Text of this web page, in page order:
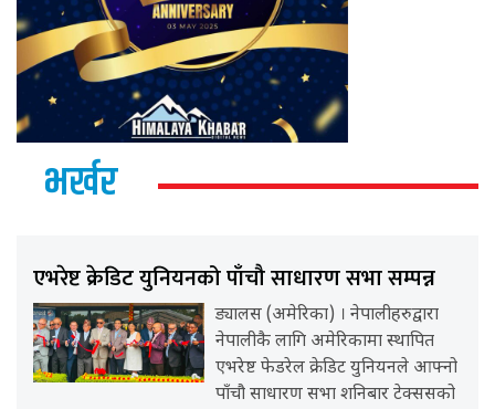
भर्खर
एभरेष्ट क्रेडिट युनियनको पाँचौ साधारण सभा सम्पन्न
ड्यालस (अमेरिका) । नेपालीहरुद्वारा
नेपालीकै लागि अमेरिकामा स्थापित
एभरेष्ट फेडरेल क्रेडिट युनियनले आफ्नो
पाँचौ साधारण सभा शनिबार टेक्ससको